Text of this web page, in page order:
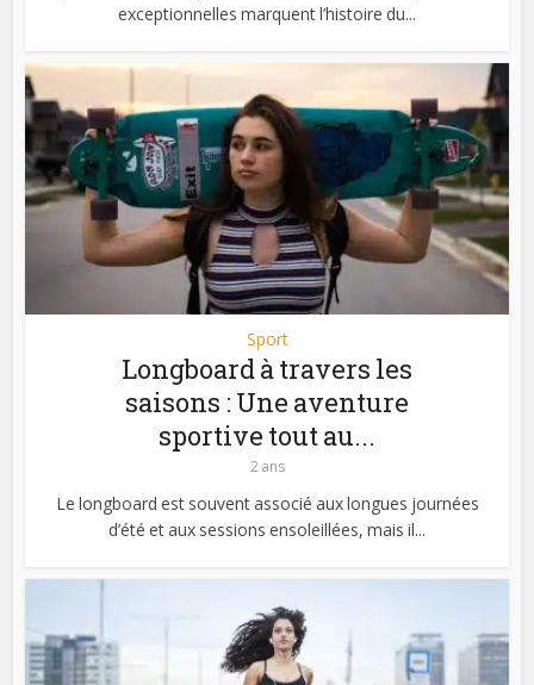
exceptionnelles marquent l’histoire du...
Sport
Longboard à travers les
saisons : Une aventure
sportive tout au...
2 ans
Le longboard est souvent associé aux longues journées
d’été et aux sessions ensoleillées, mais il...